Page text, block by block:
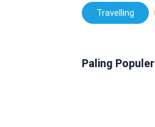
Travelling
Paling Populer